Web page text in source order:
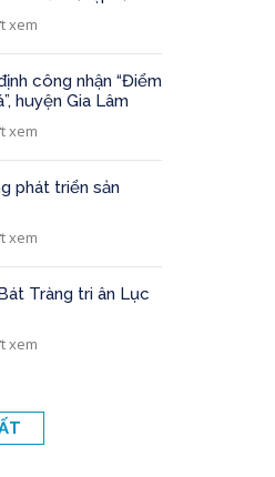
xem
công nhận “Điểm
huyện Gia Lâm
xem
phát triển sản
xem
Tràng tri ân Lục
xem